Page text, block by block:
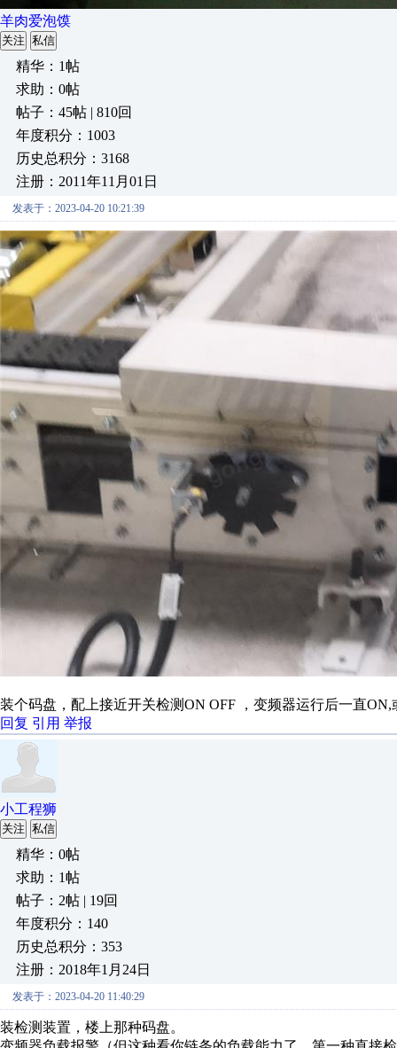
羊肉爱泡馍
关注 私信
精华：1帖
求助：0帖
帖子：45帖 | 810回
年度积分：1003
历史总积分：3168
注册：2011年11月01日
发表于：2023-04-20 10:21:39
装个码盘，配上接近开关检测ON OFF ，变频器运行后一直
回复 引用 举报
小工程狮
关注 私信
精华：0帖
求助：1帖
帖子：2帖 | 19回
年度积分：140
历史总积分：353
注册：2018年1月24日
发表于：2023-04-20 11:40:29
装检测装置，楼上那种码盘。